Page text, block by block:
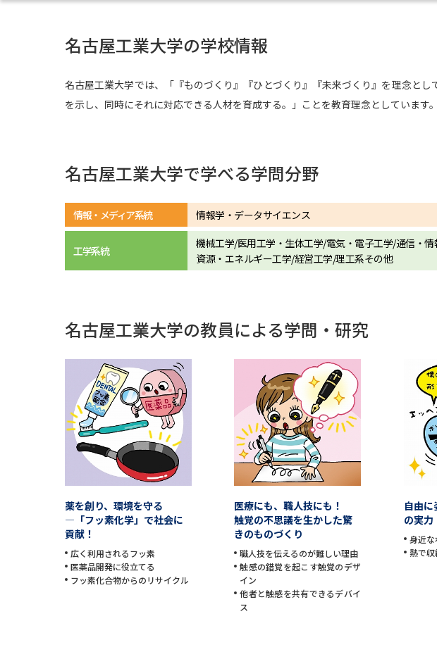
名古屋工業大学の学校情報
名古屋工業大学では、「『ものづくり』『ひとづくり』『未来づくり』を理念と
を示し、同時にそれに対応できる人材を育成する。」ことを教育理念としています。
名古屋工業大学で学べる学問分野
情報・メディア系統 情報学・データサイエンス
工学系統
機械工学/医用工学・生体工学/電気・電子工学/通信・
資源・エネルギー工学/経営工学/理工系その他
名古屋工業大学の教員による学問・研究
薬を創り、環境を守る
―「フッ素化学」で社会に
貢献！
広く利用されるフッ素
医薬品開発に役立てる
フッ素化合物からのリサイクル
医療にも、職人技にも！
触覚の不思議を生かした驚
きのものづくり
職人技を伝えるのが難しい理由
触感の錯覚を起こす触覚のデザ
イン
他者と触感を共有できるデバイ
ス
自由
の実力
身近
熱で収